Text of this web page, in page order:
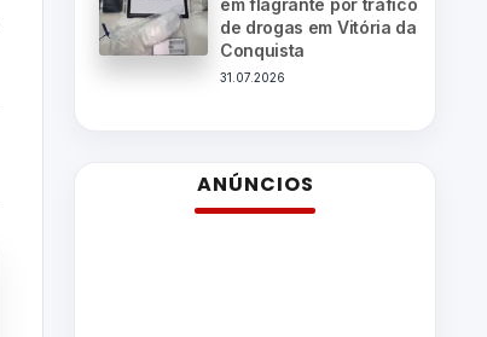
de drogas em Vitória da
Conquista
31.07.2026
ANÚNCIOS